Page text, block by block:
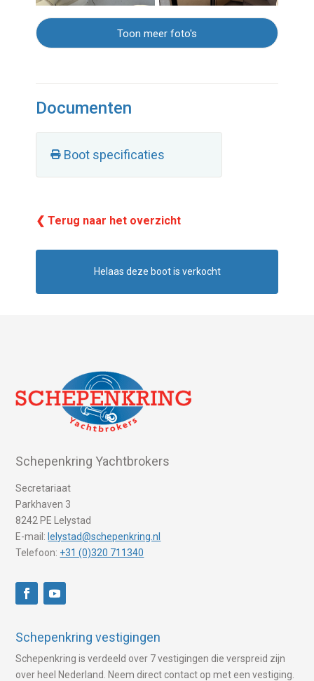
Toon meer foto's
Documenten
Boot specificaties
❮ Terug naar het overzicht
Helaas deze boot is verkocht
Schepenkring Yachtbrokers
Secretariaat
Parkhaven 3
8242 PE Lelystad
E-mail: lelystad@schepenkring.nl
Telefoon: +31 (0)320 711340
Schepenkring vestigingen
Schepenkring is verdeeld over 7 vestigingen die verspreid zijn
over heel Nederland. Neem direct contact op met een vestiging.